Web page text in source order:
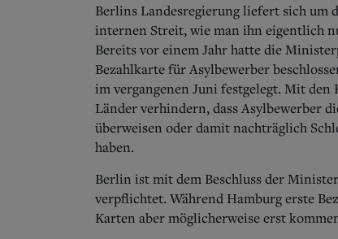
Berlins Landesregierung liefert sich um
internen Streit, wie man ihn eigentlich
Bereits vor einem Jahr hatte die
Bezahlkarte für Asylbewerber
im vergangenen Juni festgelegt. Mit
Länder verhindern, dass Asylbewerber
überweisen oder damit nachträglich
haben.
Berlin ist mit dem Beschluss der
verpflichtet. Während Hamburg erste
Karten aber möglicherweise erst